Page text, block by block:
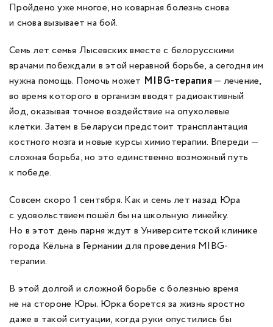
Пройдено уже многое, но коварная болезнь снова
и снова вызывает на бой.
Семь лет семья Лысевских вместе с белорусскими
врачами побеждали в этой неравной борьбе, а сегодня им
нужна помощь. Помочь может MIBG-терапия — лечение,
во время которого в организм вводят радиоактивный
йод, оказывая точное воздействие на опухолевые
клетки. Затем в Беларуси предстоит трансплантация
костного мозга и новые курсы химиотерапии. Впереди —
сложная борьба, но это единственно возможный путь
к победе.
Совсем скоро 1 сентября. Как и семь лет назад Юра
с удовольствием пошёл бы на школьную линейку.
Но в этот день парня ждут в Университетской клинике
города Кёльна в Германии для проведения MIBG-
терапии.
В этой долгой и сложной борьбе с болезнью время
не на стороне Юры. Юрка борется за жизнь яростно
даже в такой ситуации, когда руки опустились бы